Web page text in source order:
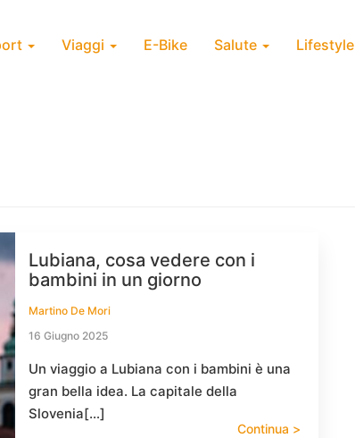
Viaggi E-Bike Salute Lifestyle
Lubiana, cosa vedere con i
bambini in un giorno
Martino De Mori
16 Giugno 2025
Un viaggio a Lubiana con i bambini è una
gran bella idea. La capitale della
Slovenia[…]
Continua >